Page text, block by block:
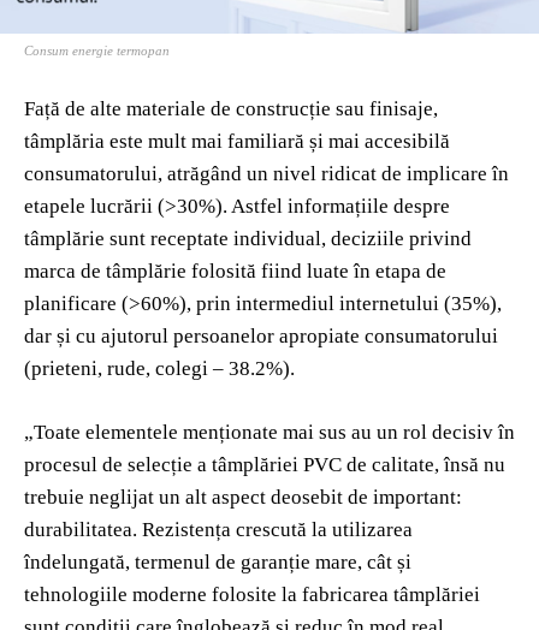
Consum energie termopan
Față de alte materiale de construcție sau finisaje,
tâmplăria este mult mai familiară și mai accesibilă
consumatorului, atrăgând un nivel ridicat de implicare în
etapele lucrării (>30%). Astfel informațiile despre
tâmplărie sunt receptate individual, deciziile privind
marca de tâmplărie folosită fiind luate în etapa de
planificare (>60%), prin intermediul internetului (35%),
dar și cu ajutorul persoanelor apropiate consumatorului
(prieteni, rude, colegi – 38.2%).
„Toate elementele menționate mai sus au un rol decisiv în
procesul de selecție a tâmplăriei PVC de calitate, însă nu
trebuie neglijat un alt aspect deosebit de important:
durabilitatea. Rezistența crescută la utilizarea
îndelungată, termenul de garanție mare, cât și
tehnologiile moderne folosite la fabricarea tâmplăriei